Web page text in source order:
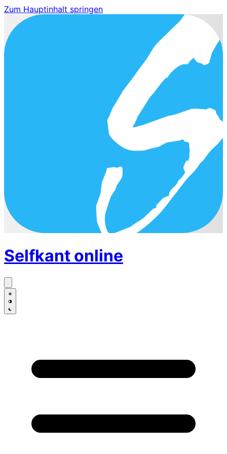
Zum Hauptinhalt springen
Selfkant online